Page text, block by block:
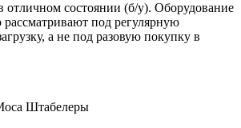
отличном состоянии (б/у). Оборудование
рассматривают под регулярную
а не под разовую покупку в
Штабелеры